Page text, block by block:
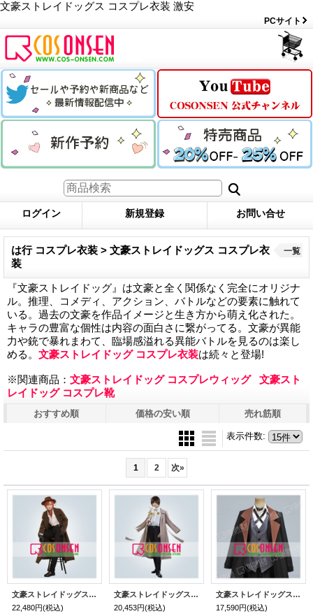
文豪ストレイドッグス コスプレ衣装 激安
PCサイト
ログイン 新規登録 お問い合せ
は行 コスプレ衣装 > 文豪ストレイドッグス コスプレ衣
装
『文豪ストレイドッグ』は文豪と全く関係なく完全にオリジナ
ル。推理、コメディ、アクション、バトルなどの要素に触れて
いる。過去の文豪を作品イメージと生き方から萌え化された。
キャラの豊富な個性は内容の面白さに繋がってる。文豪が異能
力や銃で暴れまわて、臨場感溢れる異能バトルを見るのは楽し
める。 文豪ストレイドッグ コスプレ衣装は続々と登場!
※関連商品： 文豪ストレイドッグ コスプレウィッグ
文豪スト
レイドッグ コスプレ靴
一覧
おすすめ順 価格の安い順 売れ筋順
表示件数:
1 2 次»
文豪ストレイドッグス 10th Anniversary 中原中也 コスプレ衣装
22,480円(税込)
文豪ストレイドッグス 10th Anniversary 太宰治 コスプレ衣装
20,453円(税込)
文豪ストレイドッグス 中原中也 コスプレ衣装
17,590円(税込)